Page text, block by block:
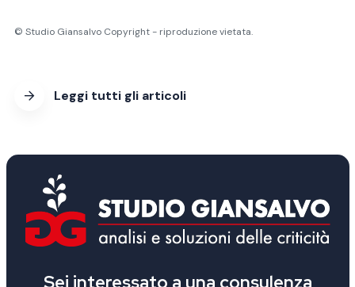
© Studio Giansalvo Copyright - riproduzione vietata.
Leggi tutti gli articoli